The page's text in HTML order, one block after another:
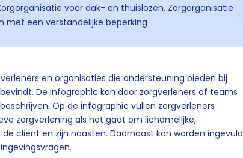
voor dak- en thuislozen, Zorgorganisatie
met een verstandelijke beperking
en organisaties die ondersteuning bieden bij
De infographic kan door zorgverleners of teams
Op de infographic vullen zorgverleners
zorgverlening als het gaat om lichamelijke,
cliënt en zijn naasten. Daarnaast kan worden ingevuld